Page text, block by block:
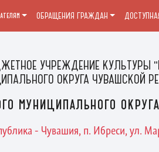
УЧРЕЖДЕНИЕ КУЛЬТУРЫ
ОКРУГА ЧУВАШСКОЙ
муниципального округа
- Чувашия, п. Ибреси, ул.
ОБРАЩЕНИЯ ГРАЖДАН